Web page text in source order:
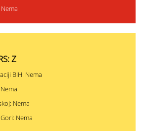
Z
BiH: Nema
Nema
Nema